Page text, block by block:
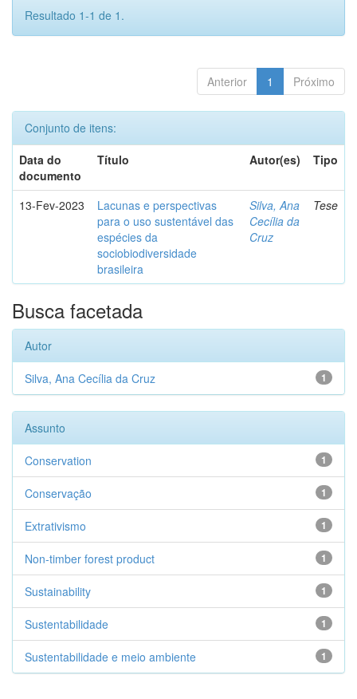
Resultado 1-1 de 1.
Anterior 1 Próximo
Conjunto de itens:
Data do
documento
Título Autor(es) Tipo
13-Fev-2023
Lacunas e perspectivas
para o uso sustentável das
espécies da
sociobiodiversidade
brasileira
Silva, Ana
Cecília da
Cruz
Tese
Busca facetada
Autor
1
Silva, Ana Cecília da Cruz
Assunto
1
Conservation
1
Conservação
1
Extrativismo
1
Non-timber forest product
1
Sustainability
1
Sustentabilidade
1
Sustentabilidade e meio ambiente